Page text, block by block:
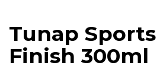
Tunap Sports
Finish 300ml